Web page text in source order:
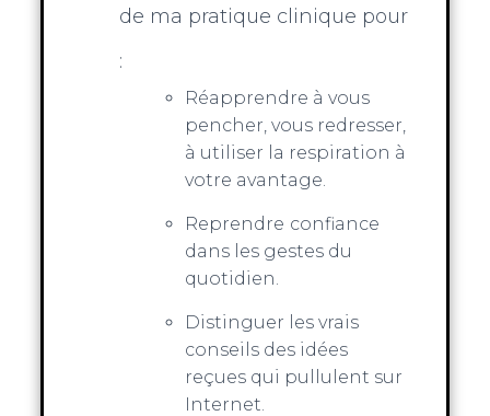
de ma pratique clinique pour
:
Réapprendre à vous
pencher, vous redresser,
à utiliser la respiration à
votre avantage.
Reprendre confiance
dans les gestes du
quotidien.
Distinguer les vrais
conseils des idées
reçues qui pullulent sur
Internet.